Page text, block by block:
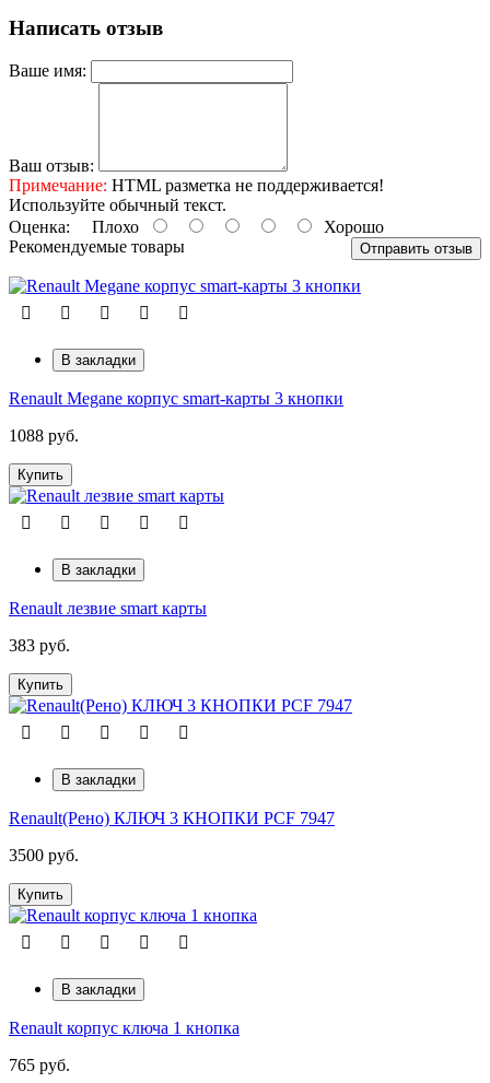
Написать отзыв
Ваше имя:
Ваш отзыв:
Примечание: HTML разметка не поддерживается!
Используйте обычный текст.
Оценка: Плохо Хорошо
Отправить отзыв
Рекомендуемые товары
В закладки
Renault Megane корпус smart-карты 3 кнопки
1088 руб.
Купить
В закладки
Renault лезвие smart карты
383 руб.
Купить
В закладки
Renault(Рено) КЛЮЧ 3 КНОПКИ PCF 7947
3500 руб.
Купить
В закладки
Renault корпус ключа 1 кнопка
765 руб.